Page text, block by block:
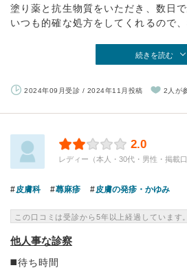
塗り薬と抗生物質をいただき、数日
いつも的確な処方をしてくれるので
続きを読む
2024年09月受診 / 2024年11月投稿 2人が
2.0
レディー（本人・30代・男性・掲載口
皮膚科 蕁麻疹 皮膚の発疹・かゆみ
この口コミは受診から5年以上経過しています。
他人事な診察
◼️待ち時間